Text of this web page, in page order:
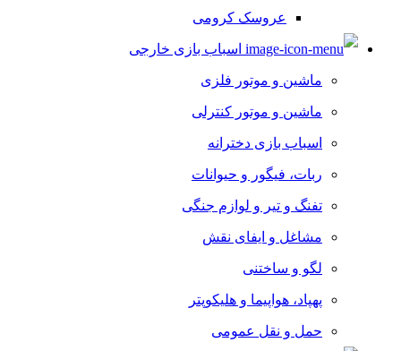
عروسک کرومی
اسباب بازی خارجی
ماشین و موتور فلزی
ماشین و موتور کنترلی
اسباب بازی دخترانه
ربات، فیگور و حیوانات
تفنگ و تیر و لوازم جنگی
مشاغل و ایفای نقش
لگو و ساختنی
پهپاد، هواپیما و هلیکوپتر
حمل و نقل عمومی